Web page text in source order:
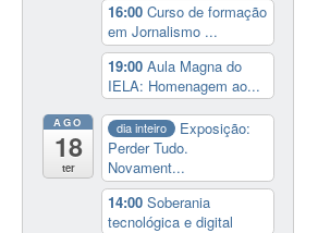
16:00Curso de formação
em Jornalismo ...
19:00Aula Magna do
IELA: Homenagem ao...
AGO
18
ter
dia inteiro
Exposição:
Perder Tudo.
Novament...
14:00Soberania
tecnológica e digital